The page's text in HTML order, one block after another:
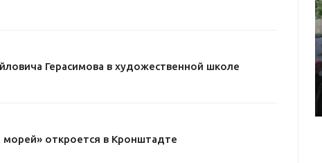
Герасимова в художественной школе
морей» откроется в Кронштадте